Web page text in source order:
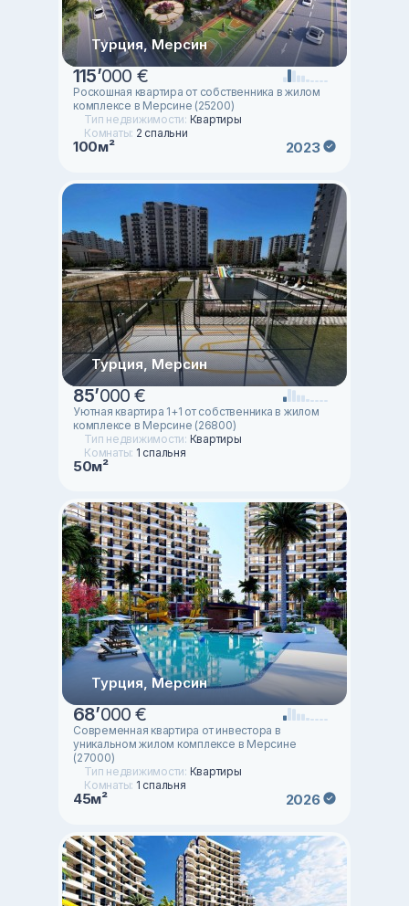
Турция, Мерсин
115’000 €
Роскошная квартира от собственника в жилом
комплексе в Мерсине (25200)
Тип недвижимости: Квартиры
Комнаты: 2 спальни
100м² 2023
Турция, Мерсин
85’000 €
Уютная квартира 1+1 от собственника в жилом
комплексе в Мерсине (26800)
Тип недвижимости: Квартиры
Комнаты: 1 спальня
50м²
Турция, Мерсин
68’000 €
Современная квартира от инвестора в
уникальном жилом комплексе в Мерсине
(27000)
Тип недвижимости: Квартиры
Комнаты: 1 спальня
45м² 2026